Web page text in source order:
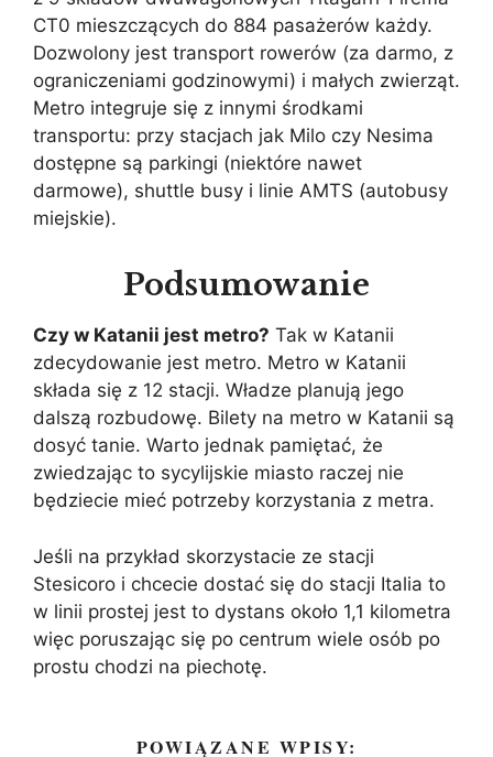
CT0 mieszczących do 884 pasażerów każdy.
Dozwolony jest transport rowerów (za darmo, z
ograniczeniami godzinowymi) i małych zwierząt.
Metro integruje się z innymi środkami
transportu: przy stacjach jak Milo czy Nesima
dostępne są parkingi (niektóre nawet
darmowe), shuttle busy i linie AMTS (autobusy
miejskie).
Podsumowanie
Czy w Katanii jest metro? Tak w Katanii
zdecydowanie jest metro. Metro w Katanii
składa się z 12 stacji. Władze planują jego
dalszą rozbudowę. Bilety na metro w Katanii są
dosyć tanie. Warto jednak pamiętać, że
zwiedzając to sycylijskie miasto raczej nie
będziecie mieć potrzeby korzystania z metra.
Jeśli na przykład skorzystacie ze stacji
Stesicoro i chcecie dostać się do stacji Italia to
w linii prostej jest to dystans około 1,1 kilometra
więc poruszając się po centrum wiele osób po
prostu chodzi na piechotę.
POWIĄZANE WPISY: